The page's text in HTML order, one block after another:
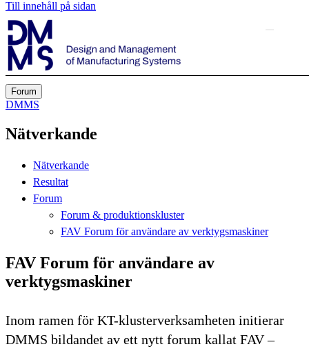
Till innehåll på sidan
Forum
DMMS
Nätverkande
Nätverkande
Resultat
Forum
Forum & produktionskluster
FAV Forum för användare av verktygsmaskiner
FAV Forum för användare av
verktygsmaskiner
Inom ramen för KT-klusterverksamheten initierar
DMMS bildandet av ett nytt forum kallat FAV –